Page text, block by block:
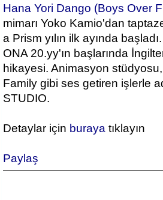
Hana Yori Dango (Boys Over
mimarı Yoko Kamio'dan
a Prism yılın ilk ayında
ONA 20.yy'ın başlarında
hikayesi. Animasyon
Family gibi ses getiren işlerle
STUDIO.
Detaylar için buraya tıklayın
Paylaş